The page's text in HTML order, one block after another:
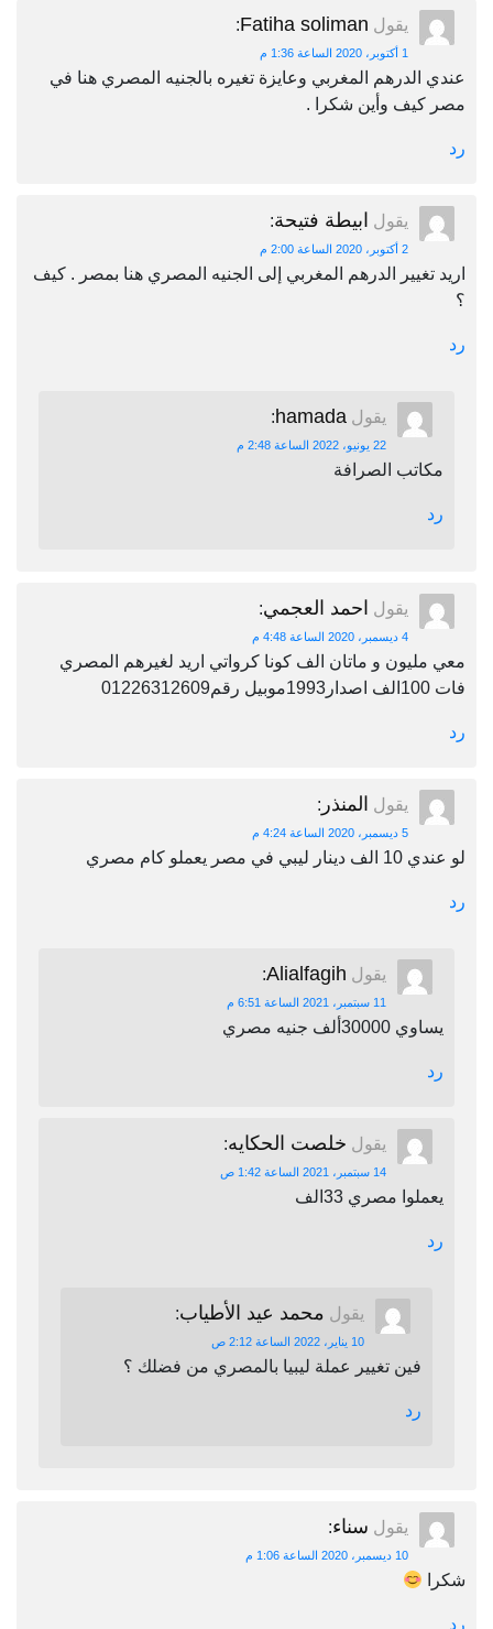
يقول Fatiha soliman
:
1 أكتوبر، 2020 الساعة 1:36 م
عندي الدرهم المغربي وعايزة تغيره بالجنيه المصري هنا في
مصر كيف وأين شكرا .
رد
يقول ابيطة فتيحة:
2 أكتوبر، 2020 الساعة 2:00 م
اريد تغيير الدرهم المغربي إلى الجنيه المصري هنا بمصر . كيف
؟
رد
يقول hamada
:
22 يونيو، 2022 الساعة 2:48 م
مكاتب الصرافة
رد
يقول احمد العجمي:
4 ديسمبر، 2020 الساعة 4:48 م
معي مليون و ماتان الف كونا كرواتي اريد لغيرهم المصري
فات 100الف اصدار1993موبيل رقم01226312609
رد
يقول المنذر :
5 ديسمبر، 2020 الساعة 4:24 م
لو عندي 10 الف دينار ليبي في مصر يعملو كام مصري
رد
يقول Alialfagih
:
11 سبتمبر، 2021 الساعة 6:51 م
يساوي 30000ألف جنيه مصري
رد
يقول خلصت الحكايه:
14 سبتمبر، 2021 الساعة 1:42 ص
يعملوا مصري 33الف
رد
يقول محمد عيد الأطياب:
10 يناير، 2022 الساعة 2:12 ص
فين تغيير عملة ليبيا بالمصري من فضلك ؟
رد
يقول سناء:
10 ديسمبر، 2020 الساعة 1:06 م
شكرا
رد